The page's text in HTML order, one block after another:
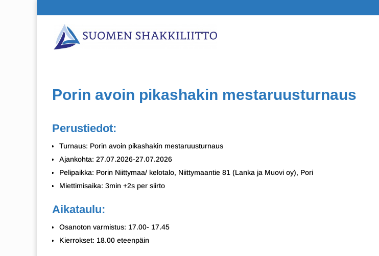
Porin avoin pikashakin mestaruusturnaus
Perustiedot:
Turnaus: Porin avoin pikashakin mestaruusturnaus
Ajankohta: 27.07.2026-27.07.2026
Pelipaikka: Porin Niittymaa/ kelotalo, Niittymaantie 81 (Lanka ja Muovi oy), Pori
Miettimisaika: 3min +2s per siirto
Aikataulu:
Osanoton varmistus: 17.00- 17.45
Kierrokset: 18.00 eteenpäin